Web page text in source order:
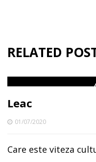
RELATED
Leac
01/07/2020
Care este viteza